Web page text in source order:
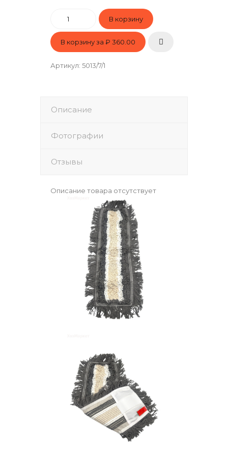
В корзину за ₽ 360.00
Артикул: 5013/7/1
Описание
Фотографии
Отзывы
Описание товара отсутствует